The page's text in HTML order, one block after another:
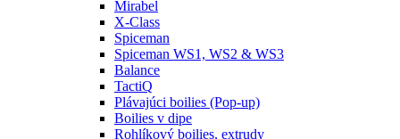
Mirabel
X-Class
Spiceman
Spiceman WS1, WS2 & WS3
Balance
TactiQ
Plávajúci boilies (Pop-up)
Boilies v dipe
Rohlíkový boilies, extrudy